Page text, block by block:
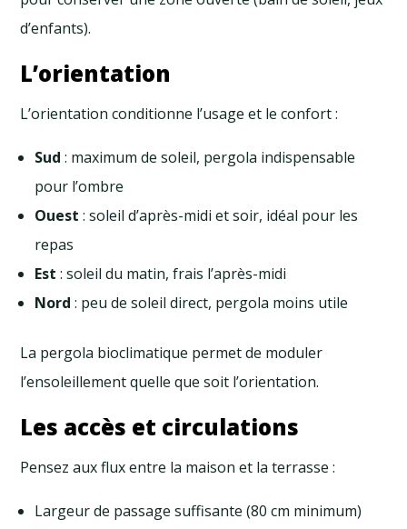
d’enfants).
L’orientation
L’orientation conditionne l’usage et le confort :
Sud : maximum de soleil, pergola indispensable
pour l’ombre
Ouest : soleil d’après-midi et soir, idéal pour les
repas
Est : soleil du matin, frais l’après-midi
Nord : peu de soleil direct, pergola moins utile
La pergola bioclimatique permet de moduler
l’ensoleillement quelle que soit l’orientation.
Les accès et circulations
Pensez aux flux entre la maison et la terrasse :
Largeur de passage suffisante (80 cm minimum)